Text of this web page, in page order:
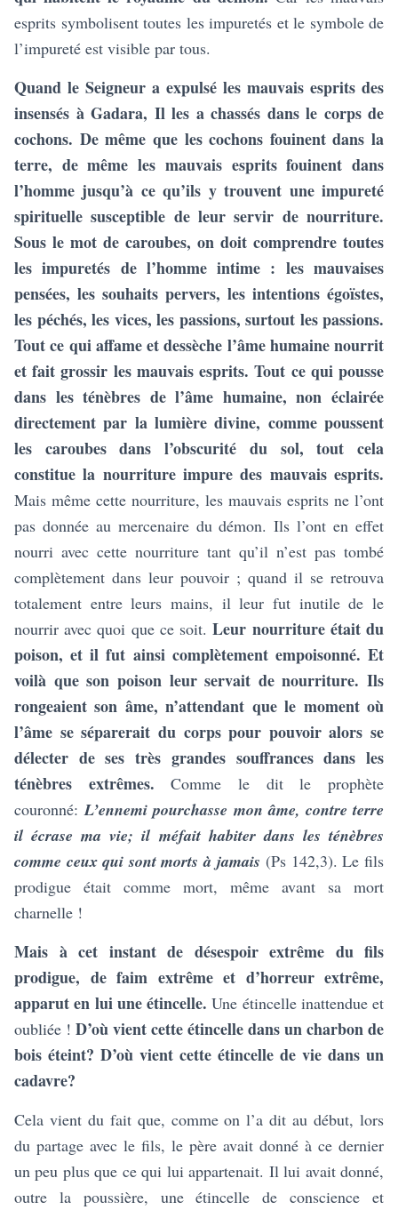
esprits symbolisent toutes les impuretés et le symbole de
l’impureté est visible par tous.
Quand le Seigneur a expulsé les mauvais esprits des
insensés à Gadara, Il les a chassés dans le corps de
cochons. De même que les cochons fouinent dans la
terre, de même les mauvais esprits fouinent dans
l’homme jusqu’à ce qu’ils y trouvent une impureté
spirituelle susceptible de leur servir de nourriture.
Sous le mot de caroubes, on doit comprendre toutes
les impuretés de l’homme intime : les mauvaises
pensées, les souhaits pervers, les intentions égoïstes,
les péchés, les vices, les passions, surtout les passions.
Tout ce qui affame et dessèche l’âme humaine nourrit
et fait grossir les mauvais esprits. Tout ce qui pousse
dans les ténèbres de l’âme humaine, non éclairée
directement par la lumière divine, comme poussent
les caroubes dans l’obscurité du sol, tout cela
constitue la nourriture impure des mauvais esprits.
Mais même cette nourriture, les mauvais esprits ne l’ont
pas donnée au mercenaire du démon. Ils l’ont en effet
nourri avec cette nourriture tant qu’il n’est pas tombé
complètement dans leur pouvoir ; quand il se retrouva
totalement entre leurs mains, il leur fut inutile de le
nourrir avec quoi que ce soit.Leur nourriture était du
poison, et il fut ainsi complètement empoisonné. Et
voilà que son poison leur servait de nourriture. Ils
rongeaient son âme, n’attendant que le moment où
l’âme se séparerait du corps pour pouvoir alors se
délecter de ses très grandes souffrances dans les
ténèbres extrêmes.Comme le dit le prophète
couronné:L’ennemi pourchasse mon âme, contre terre
il écrase ma vie; il méfait habiter dans les ténèbres
comme ceux qui sont morts à jamais (Ps 142,3). Le fils
prodigue était comme mort, même avant sa mort
charnelle !
Mais à cet instant de désespoir extrême du fils
prodigue, de faim extrême et d’horreur extrême,
apparut en lui une étincelle.Une étincelle inattendue et
oubliée ! D’où vient cette étincelle dans un charbon de
bois éteint? D’où vient cette étincelle de vie dans un
cadavre?
Cela vient du fait que, comme on l’a dit au début, lors
du partage avec le fils, le père avait donné à ce dernier
un peu plus que ce qui lui appartenait. Il lui avait donné,
outre la poussière, une étincelle de conscience et